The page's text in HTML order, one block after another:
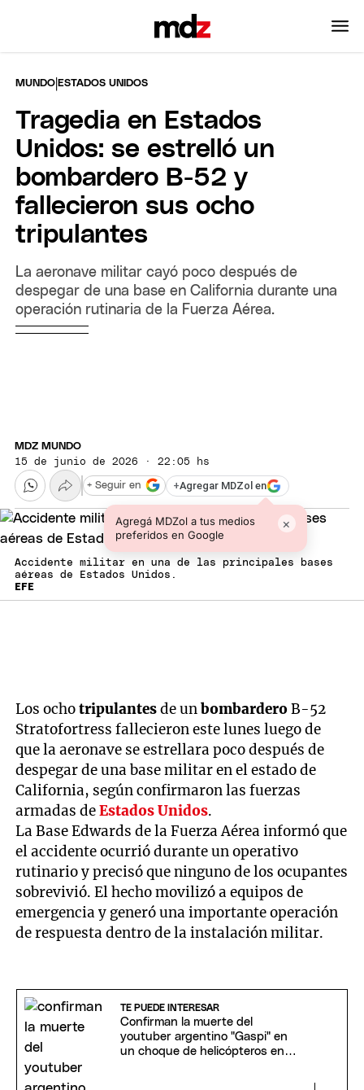
MUNDO |ESTADOS UNIDOS
Tragedia en Estados
Unidos: se estrelló un
bombardero B-52 y
fallecieron sus ocho
tripulantes
La aeronave militar cayó poco después de
despegar de una base en California durante una
operación rutinaria de la Fuerza Aérea.
MDZ MUNDO
15 de junio de 2026 · 22:05 hs
+Agregar MDZol en
Agregá MDZol a tus medios
preferidos en Google
×
+ Seguir en
Accidente militar en una de las principales bases
aéreas de Estados Unidos.
EFE
Los ochotripulantesde unbombarderoB-52
Stratofortress fallecieron este lunes luego de
que la aeronave se estrellara poco después de
despegar de una base militar en el estado de
California, según confirmaron las fuerzas
armadas deEstados Unidos.
La Base Edwards de la Fuerza Aérea informó que
el accidente ocurrió durante un operativo
rutinario y precisó que ninguno de los ocupantes
sobrevivió. El hecho movilizó a equipos de
emergencia y generó una importante operación
de respuesta dentro de la instalación militar.
TE PUEDE INTERESAR
Confirman la muerte del
youtuber argentino "Gaspi" en
un choque de helicópteros en